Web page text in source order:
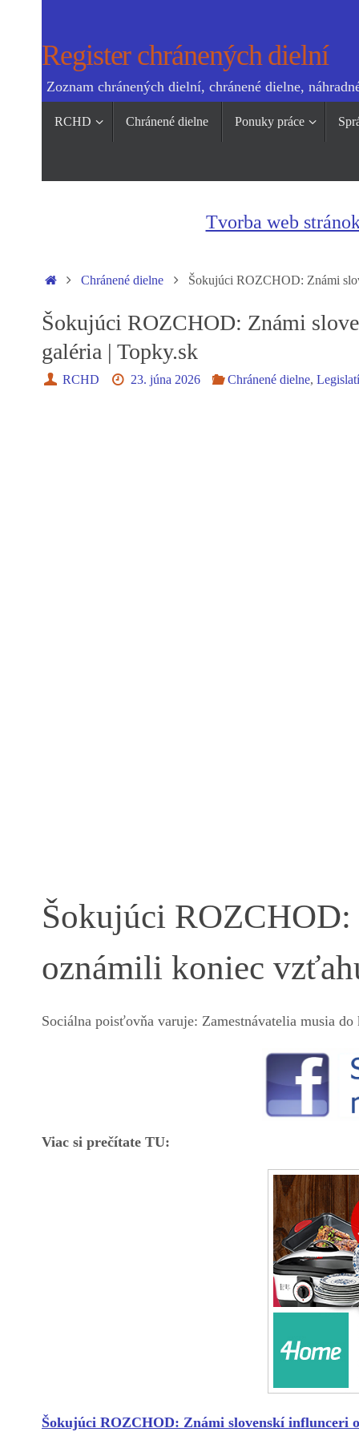
Register chránených dielní
Zoznam chránených dielní, chránené dielne,
RCHD Chránené dielne Ponuky práce
Tvorba web
HomeChránené dielne Šokujúci ROZCHOD: Známi
Šokujúci ROZCHOD: Známi
galéria | Topky.sk
RCHD 23. júna 2026 Chránené dielne,
Šokujúci
oznámili koniec
Sociálna poisťovňa varuje: Zamestnávatelia musia
Viac si prečítate TU:
Šokujúci ROZCHOD: Známi slovenskí influnceri